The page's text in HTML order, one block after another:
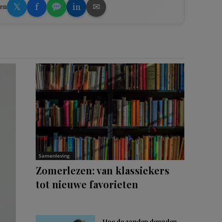
𝕏 f in ✉
Samenleving
Zomerlezen: van klassiekers
tot nieuwe favorieten